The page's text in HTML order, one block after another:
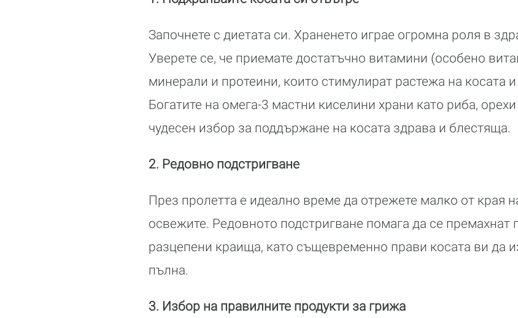
Започнете с диетата си. Храненето играе огромна роля в
Уверете се, че приемате достатъчно витамини (особено
минерали и протеини, които стимулират растежа на косата
Богатите на омега-3 мастни киселини храни като риба,
чудесен избор за поддържане на косата здрава и блестяща.
2. Редовно подстригване
През пролетта е идеално време да отрежете малко от края
освежите. Редовното подстригване помага да се премахнат
разцепени краища, като същевременно прави косата ви да
пълна.
3. Избор на правилните продукти за грижа